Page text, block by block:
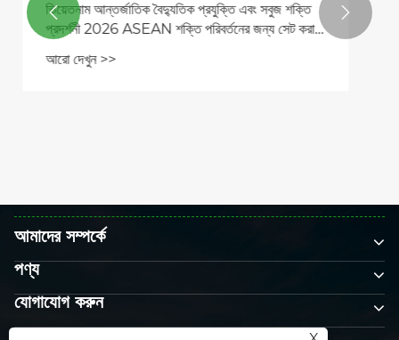
 
আমাদের সম্পর্কে
পণ্য
যোগাযোগ করুন
আমাদের অনুসরণ করো